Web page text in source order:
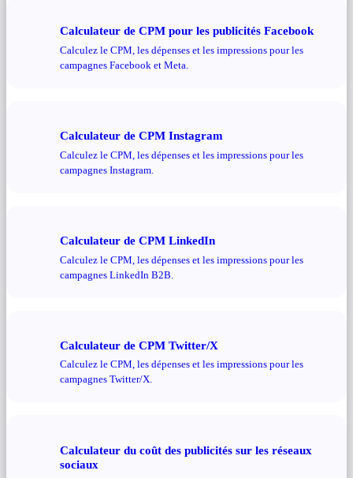
Calculateur de CPM pour les publicités Facebook
Calculez le CPM, les dépenses et les impressions pour les
campagnes Facebook et Meta.
Calculateur de CPM Instagram
Calculez le CPM, les dépenses et les impressions pour les
campagnes Instagram.
Calculateur de CPM LinkedIn
Calculez le CPM, les dépenses et les impressions pour les
campagnes LinkedIn B2B.
Calculateur de CPM Twitter/X
Calculez le CPM, les dépenses et les impressions pour les
campagnes Twitter/X.
Calculateur du coût des publicités sur les réseaux
sociaux